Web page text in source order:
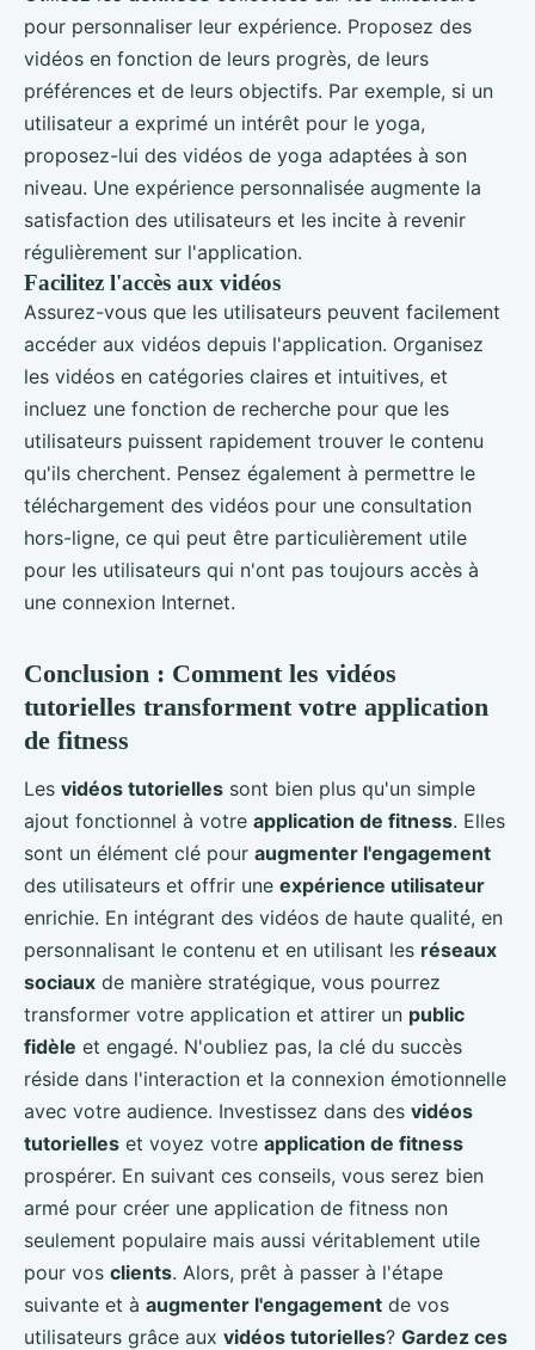
pour personnaliser leur expérience. Proposez des
vidéos en fonction de leurs progrès, de leurs
préférences et de leurs objectifs. Par exemple, si un
utilisateur a exprimé un intérêt pour le yoga,
proposez-lui des vidéos de yoga adaptées à son
niveau. Une expérience personnalisée augmente la
satisfaction des utilisateurs et les incite à revenir
régulièrement sur l'application.
Facilitez l'accès aux vidéos
Assurez-vous que les utilisateurs peuvent facilement
accéder aux vidéos depuis l'application. Organisez
les vidéos en catégories claires et intuitives, et
incluez une fonction de recherche pour que les
utilisateurs puissent rapidement trouver le contenu
qu'ils cherchent. Pensez également à permettre le
téléchargement des vidéos pour une consultation
hors-ligne, ce qui peut être particulièrement utile
pour les utilisateurs qui n'ont pas toujours accès à
une connexion Internet.
Conclusion : Comment les vidéos
tutorielles transforment votre application
de fitness
Les vidéos tutorielles sont bien plus qu'un simple
ajout fonctionnel à votre application de fitness. Elles
sont un élément clé pour augmenter l'engagement
des utilisateurs et offrir une expérience utilisateur
enrichie. En intégrant des vidéos de haute qualité, en
personnalisant le contenu et en utilisant les réseaux
sociaux de manière stratégique, vous pourrez
transformer votre application et attirer un public
fidèle et engagé. N'oubliez pas, la clé du succès
réside dans l'interaction et la connexion émotionnelle
avec votre audience. Investissez dans des vidéos
tutorielles et voyez votre application de fitness
prospérer. En suivant ces conseils, vous serez bien
armé pour créer une application de fitness non
seulement populaire mais aussi véritablement utile
pour vos clients. Alors, prêt à passer à l'étape
suivante et à augmenter l'engagement de vos
utilisateurs grâce aux vidéos tutorielles? Gardez ces